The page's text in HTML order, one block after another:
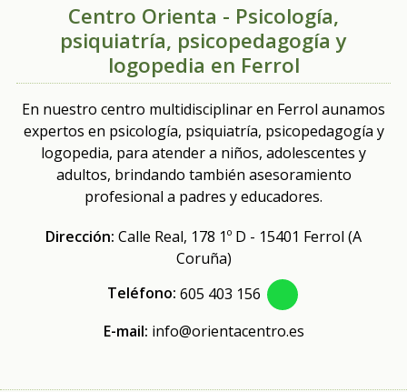
Centro Orienta - Psicología,
psiquiatría, psicopedagogía y
logopedia en Ferrol
En nuestro centro multidisciplinar en Ferrol aunamos
expertos en psicología, psiquiatría, psicopedagogía y
logopedia, para atender a niños, adolescentes y
adultos, brindando también asesoramiento
profesional a padres y educadores.
Dirección: Calle Real, 178 1º D - 15401 Ferrol (A
Coruña)
Teléfono: 605 403 156
E-mail: info@orientacentro.es